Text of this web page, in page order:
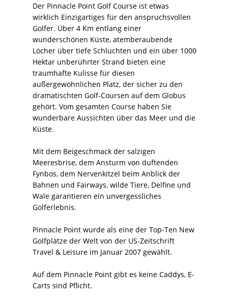
Der Pinnacle Point Golf Course ist etwas
wirklich Einzigartiges für den anspruchsvollen
Golfer. Über 4 Km entlang einer
wunderschönen Küste, atemberaubende
Löcher über tiefe Schluchten und ein über 1000
Hektar unberührter Strand bieten eine
traumhafte Kulisse für diesen
außergewöhnlichen Platz, der sicher zu den
dramatischten Golf-Coursen auf dem Globus
gehört. Vom gesamten Course haben Sie
wunderbare Aussichten über das Meer und die
Küste.
Mit dem Beigeschmack der salzigen
Meeresbrise, dem Ansturm von duftenden
Fynbos, dem Nervenkitzel beim Anblick der
Bahnen und Fairways, wilde Tiere, Delfine und
Wale garantieren ein unvergessliches
Golferlebnis.
Pinnacle Point wurde als eine der Top-Ten New
Golfplätze der Welt von der US-Zeitschrift
Travel & Leisure im Januar 2007 gewählt.
Auf dem Pinnacle Point gibt es keine Caddys, E-
Carts sind Pflicht.